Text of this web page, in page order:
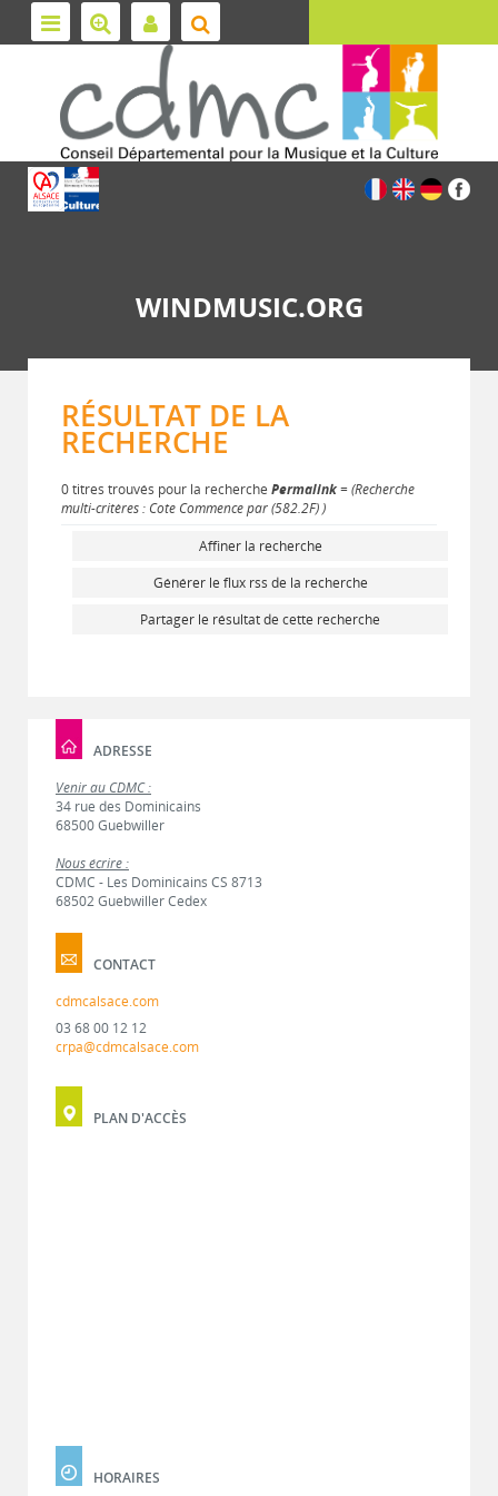
WINDMUSIC.ORG
RÉSULTAT DE LA
RECHERCHE
0 titres trouvés pour la recherche Permalink= (Recherche
multi-critères : Cote Commence par (582.2F) )
Affiner la recherche
Générer le flux rss de la recherche
Partager le résultat de cette recherche
ADRESSE
Venir au CDMC :
34 rue des Dominicains
68500 Guebwiller
Nous écrire :
CDMC - Les Dominicains CS 8713
68502 Guebwiller Cedex
CONTACT
cdmcalsace.com
03 68 00 12 12
crpa@cdmcalsace.com
PLAN D'ACCÈS
HORAIRES